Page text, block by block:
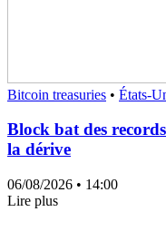
Bitcoin treasuries • États-
Block bat des
la dérive
06/08/2026 • 14:00
Lire plus